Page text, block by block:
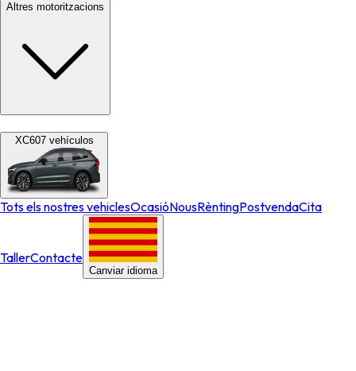
Altres motoritzacions
XC607vehículos
Tots els nostres vehiclesOcasióNousRèntingPostvendaCita
TallerContacte
Canviar idioma